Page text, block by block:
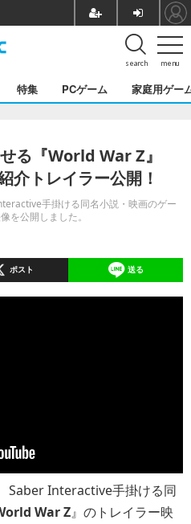
menu
search
特集 PCゲーム 家庭用ゲー
る『World War Z』
介トレイラー公開！
手掛ける同名小説・映画のゲー
を公開しました。
ポスト 送る
Saber Interactive手掛ける同
War Z』のトレイラー映